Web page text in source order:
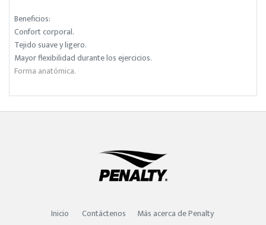
Beneficios:
Confort corporal.
Tejido suave y ligero.
Mayor flexibilidad durante los ejercicios.
Forma anatómica.
Inicio Contáctenos
Más acerca de Penalty